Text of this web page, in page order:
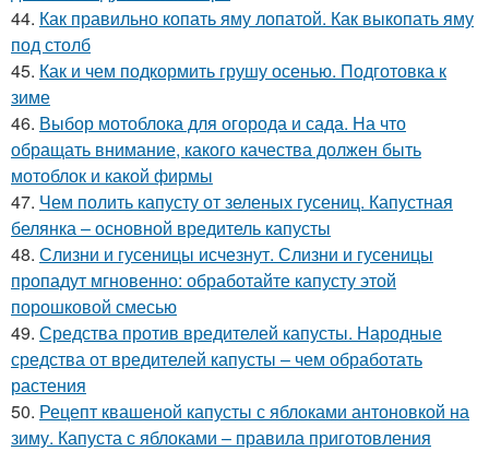
44. Как правильно копать яму лопатой. Как выкопать яму
под столб
45. Как и чем подкормить грушу осенью. Подготовка к
зиме
46. Выбор мотоблока для огорода и сада. На что
обращать внимание, какого качества должен быть
мотоблок и какой фирмы
47. Чем полить капусту от зеленых гусениц. Капустная
белянка – основной вредитель капусты
48. Слизни и гусеницы исчезнут. Слизни и гусеницы
пропадут мгновенно: обработайте капусту этой
порошковой смесью
49. Средства против вредителей капусты. Народные
средства от вредителей капусты – чем обработать
растения
50. Рецепт квашеной капусты с яблоками антоновкой на
зиму. Капуста с яблоками – правила приготовления